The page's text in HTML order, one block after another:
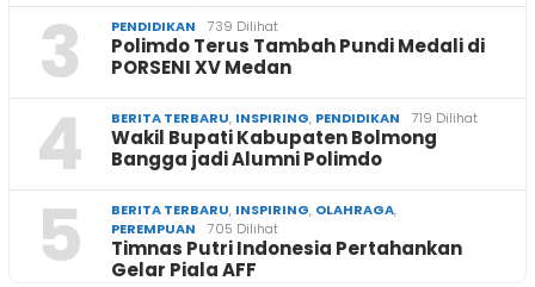
3 PENDIDIKAN 739 Dilihat
Polimdo Terus Tambah Pundi Medali di
PORSENI XV Medan
4 BERITA TERBARU, INSPIRING, PENDIDIKAN 719 Dilihat
Wakil Bupati Kabupaten Bolmong
Bangga jadi Alumni Polimdo
5 BERITA TERBARU, INSPIRING, OLAHRAGA,
PEREMPUAN
705 Dilihat
Timnas Putri Indonesia Pertahankan
Gelar Piala AFF